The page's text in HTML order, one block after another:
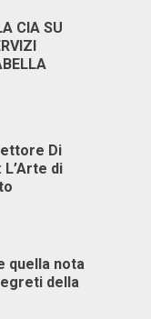
CIA SU
Di
L’Arte di
quella nota
della